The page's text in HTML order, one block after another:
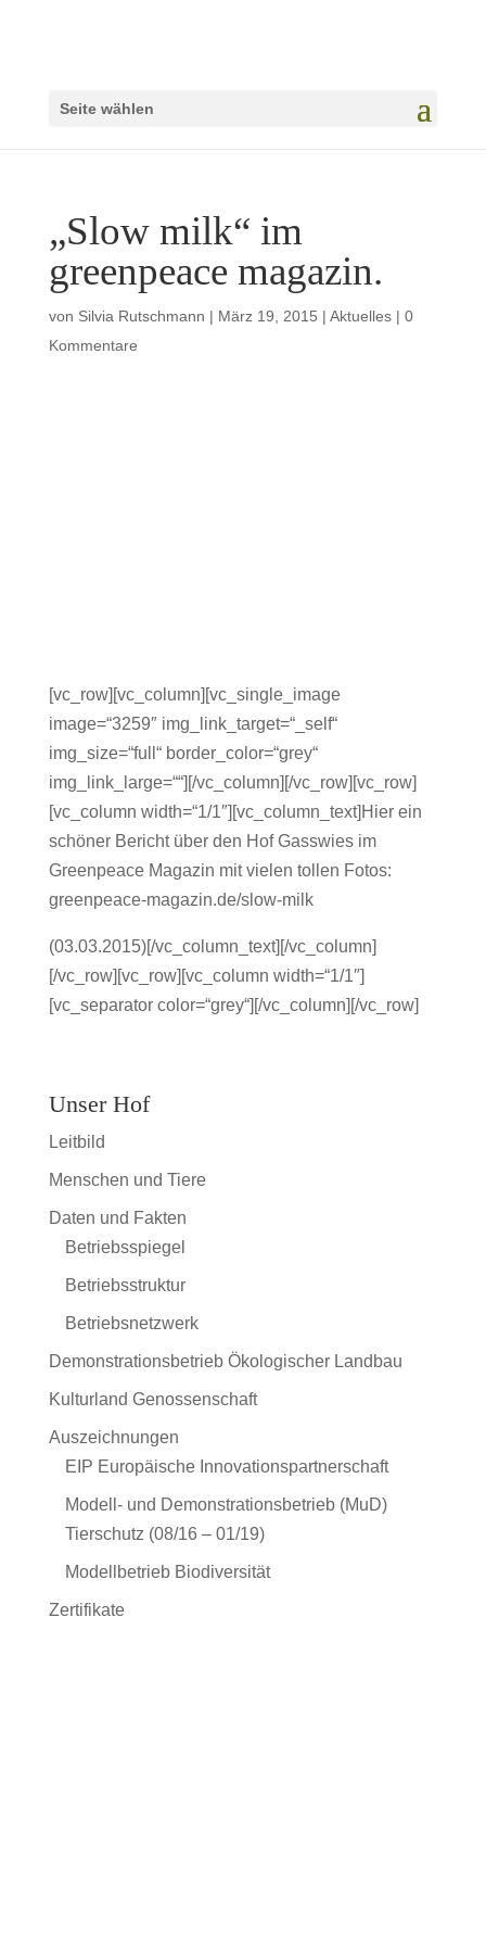
Seite wählen
„Slow milk“ im
greenpeace magazin.
von Silvia Rutschmann | März 19, 2015 | Aktuelles| 0
Kommentare
[vc_row][vc_column][vc_single_image
image=“3259″ img_link_target=“_self“
img_size=“full“ border_color=“grey“
img_link_large=““][/vc_column][/vc_row][vc_row]
[vc_column width=“1/1″][vc_column_text]Hier ein
schöner Bericht über den Hof Gasswies im
Greenpeace Magazin mit vielen tollen Fotos:
greenpeace-magazin.de/slow-milk
(03.03.2015)[/vc_column_text][/vc_column]
[/vc_row][vc_row][vc_column width=“1/1″]
[vc_separator color=“grey“][/vc_column][/vc_row]
Unser Hof
Leitbild
Menschen und Tiere
Daten und Fakten
Betriebsspiegel
Betriebsstruktur
Betriebsnetzwerk
Demonstrationsbetrieb Ökologischer Landbau
Kulturland Genossenschaft
Auszeichnungen
EIP Europäische Innovationspartnerschaft
Modell- und Demonstrationsbetrieb (MuD)
Tierschutz (08/16 – 01/19)
Modellbetrieb Biodiversität
Zertifikate